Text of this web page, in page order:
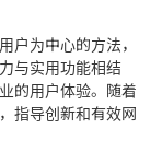
户为中心的方法，
与实用功能相结
的用户体验。随着
指导创新和有效网